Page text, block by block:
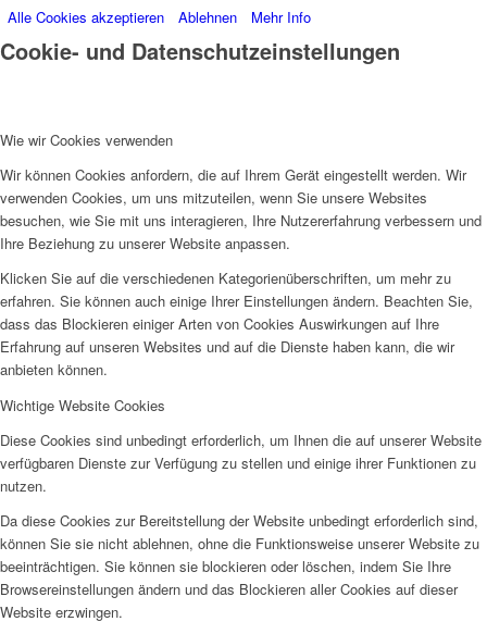
Alle Cookies akzeptieren
Ablehnen Mehr Info
Cookie- und Datenschutzeinstellungen
Wie wir Cookies verwenden
Wir können Cookies anfordern, die auf Ihrem Gerät eingestellt werden. Wir
verwenden Cookies, um uns mitzuteilen, wenn Sie unsere Websites
besuchen, wie Sie mit uns interagieren, Ihre Nutzererfahrung verbessern und
Ihre Beziehung zu unserer Website anpassen.
Klicken Sie auf die verschiedenen Kategorienüberschriften, um mehr zu
erfahren. Sie können auch einige Ihrer Einstellungen ändern. Beachten Sie,
dass das Blockieren einiger Arten von Cookies Auswirkungen auf Ihre
Erfahrung auf unseren Websites und auf die Dienste haben kann, die wir
anbieten können.
Wichtige Website Cookies
Diese Cookies sind unbedingt erforderlich, um Ihnen die auf unserer Website
verfügbaren Dienste zur Verfügung zu stellen und einige ihrer Funktionen zu
nutzen.
Da diese Cookies zur Bereitstellung der Website unbedingt erforderlich sind,
können Sie sie nicht ablehnen, ohne die Funktionsweise unserer Website zu
beeinträchtigen. Sie können sie blockieren oder löschen, indem Sie Ihre
Browsereinstellungen ändern und das Blockieren aller Cookies auf dieser
Website erzwingen.